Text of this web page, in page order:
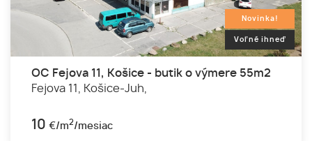
Novinka!
Voľné ihneď
OC Fejova 11, Košice - butik o výmere 55m2
Fejova 11,
Košice-Juh,
10 €/m2/mesiac